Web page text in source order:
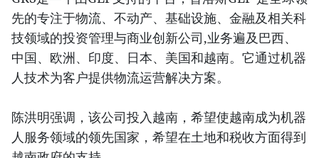
先的专注于物流、不动产、基础设施、金融及相关科
技领域的投资管理与商业创新公司,业务遍及巴西、
中国、欧洲、印度、日本、美国和越南。它通过机器
人技术为客户提供物流运营解决方案。
陈洪明强调，该公司投入越南，希望使越南成为机器
人服务领域的领先国家，希望在土地和税收方面得到